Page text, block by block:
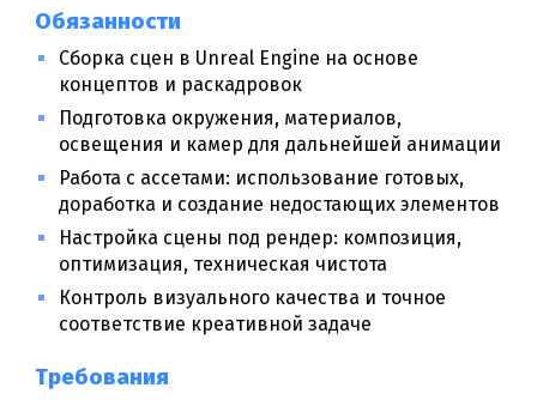
Обязанности
Сборка сцен в Unreal Engine на основе
концептов и раскадровок
Подготовка окружения, материалов,
освещения и камер для дальнейшей анимации
Работа с ассетами: использование готовых,
доработка и создание недостающих элементов
Настройка сцены под рендер: композиция,
оптимизация, техническая чистота
Контроль визуального качества и точное
соответствие креативной задаче
Требования